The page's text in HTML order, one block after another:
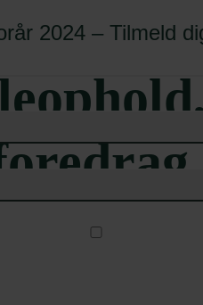
2024 – Tilmeld
skriver til dig ca. 1 gang i måneden